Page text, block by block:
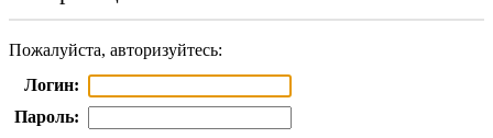
Пожалуйста, авторизуйтесь:
Логин:
Пароль: